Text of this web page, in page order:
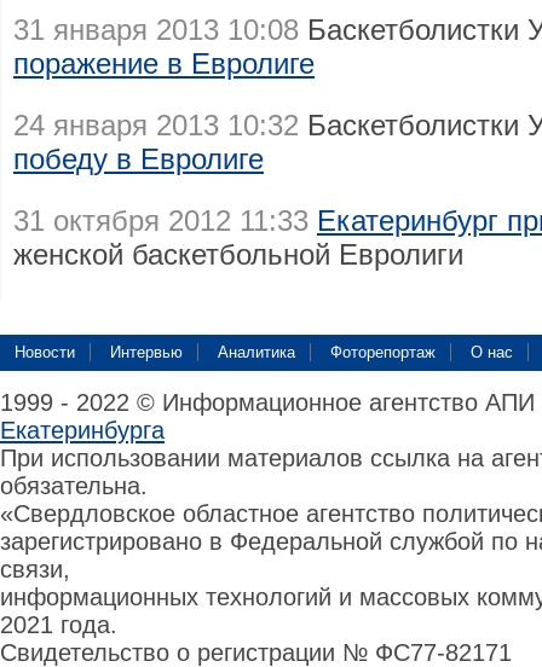
31 января 2013 10:08
поражение в Евролиге
24 января 2013 10:32
победу в Евролиге
31 октября 2012 11:33 Екатеринбург
женской баскетбольной Евролиги
Новости Интервью Аналитика Фоторепортаж О нас
1999 - 2022 © Информационное агентство
Екатеринбурга
При использовании материалов ссылка на
обязательна.
«Свердловское областное агентство
зарегистрировано в Федеральной службой по
связи,
информационных технологий и массовых
2021 года.
Свидетельство о регистрации № ФС77-82171